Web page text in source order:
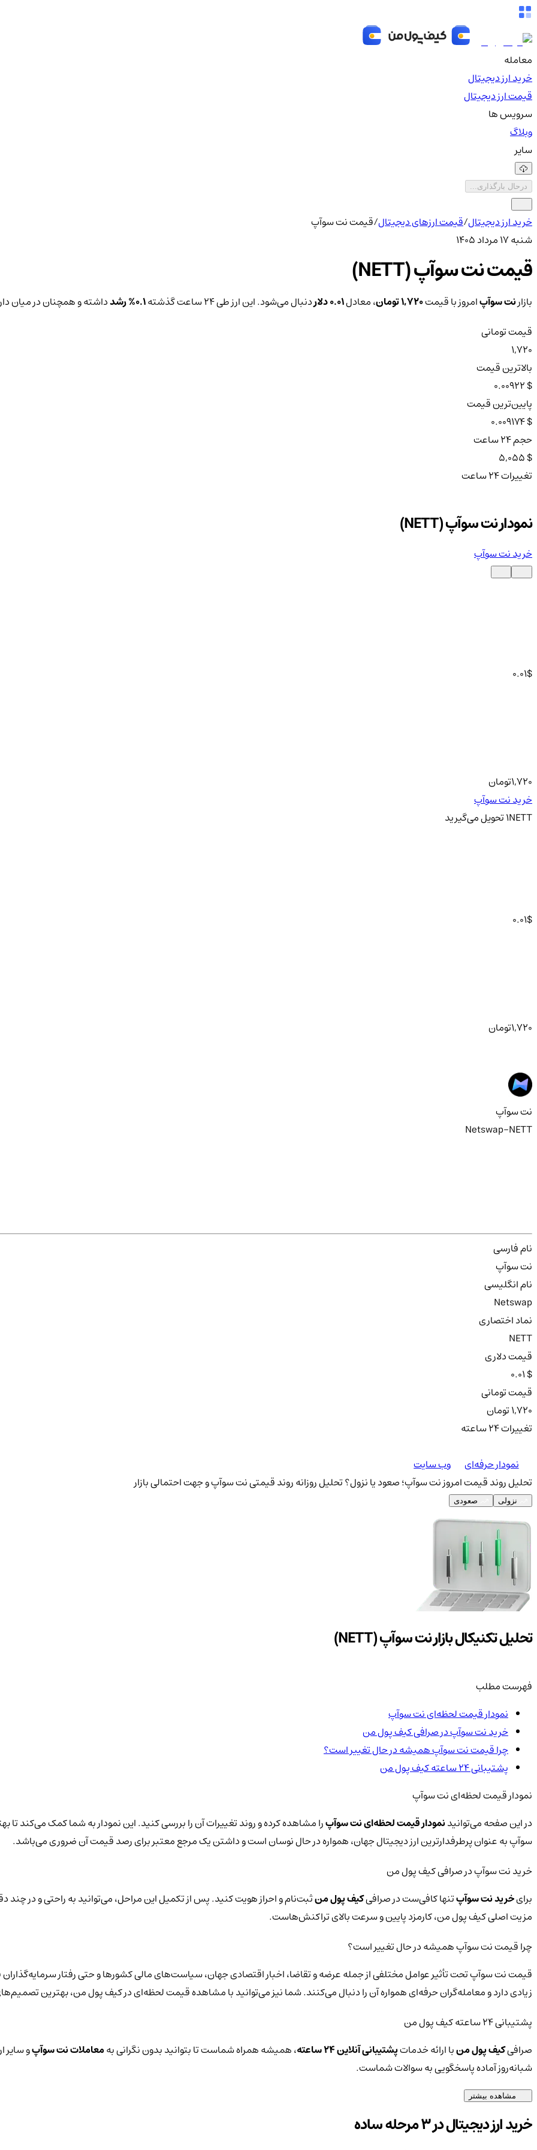
معامله
خرید ارز دیجیتال
قیمت ارز دیجیتال
سرویس ها
وبلاگ
سایر
درحال بارگذاری...
خرید ارز دیجیتال/قیمت ارزهای دیجیتال/قیمت نت سوآپ
شنبه ۱۷ مرداد ۱۴۰۵
قیمت نت سوآپ (NETT)
بازارنت سوآپامروز با قیمت1,720 تومان ، معادل0.01 دلار دنبال می‌شود. این ارز طی ۲۴ ساعت گذشته 0.1% رشدداشته و همچنان در میان
قیمت تومانی
1,720
بالاترین قیمت
$ 0.00922
پایین‌ترین قیمت
$ 0.009174
حجم ۲۴ ساعت
$ 5,055
تغییرات ۲۴ ساعت
نمودار نت سوآپ (NETT)
خرید نت سوآپ
0.01$
1,720تومان
خرید نت سوآپ
1NETT تحویلمی‌گیرید
0.01$
1,720تومان
نت سوآپ
Netswap-NETT
نام فارسی
نت سوآپ
نام انگلیسی
Netswap
نماد اختصاری
NETT
قیمت دلاری
0.01 $
قیمت تومانی
1,720 تومان
تغییرات ۲۴ ساعته
نمودار حرفه‌ای
وب سایت
تحلیل روند قیمت امروز نت سوآپ؛ صعود یا نزول؟تحلیل روزانه روند قیمتی نت سوآپ و جهت احتمالی بازار
نزولی صعودی
تحلیل تکنیکال بازار نت سوآپ (NETT)
فهرست مطلب
نمودار قیمت لحظه‌ای نت سوآپ
خرید نت سوآپ در صرافی کیف پول من
چرا قیمت نت سوآپ همیشه در حال تغییر است؟
پشتیبانی ۲۴ ساعته کیف پول من
نمودار قیمت لحظه‌ای نت سوآپ
در این صفحه می‌توانیدنمودار قیمت لحظه‌ای نت سوآپرا مشاهده کرده و روند تغییرات آن را بررسی کنید. این نمودار به شما کمک می‌کند تا
سوآپ به عنوان پرطرفدارترین ارز دیجیتال جهان، همواره در حال نوسان است و داشتن یک مرجع معتبر برای رصد قیمت آن ضروری می‌باشد.
خرید نت سوآپ در صرافی کیف پول من
برایخرید نت سوآپتنها کافی‌ست در صرافیکیف پول منثبت‌نام و احراز هویت کنید. پس از تکمیل این مراحل، می‌توانید به راحتی و در
مزیت اصلی کیف پول من، کارمزد پایین و سرعت بالای تراکنش‌هاست.
چرا قیمت نت سوآپ همیشه در حال تغییر است؟
قیمت نت سوآپ تحت تأثیر عوامل مختلفی از جمله عرضه و تقاضا، اخبار اقتصادی جهان، سیاست‌های مالی کشورها و حتی رفتار سرمایه‌گذاران
زیادی دارد و معامله‌گران حرفه‌ای همواره آن را دنبال می‌کنند. شما نیز می‌توانید با مشاهده قیمت لحظه‌ای در کیف پول من، بهترین
پشتیبانی ۲۴ ساعته کیف پول من
صرافیکیف پول منبا ارائه خدماتپشتیبانی آنلاین ۲۴ ساعته ، همیشه همراه شماست تا بتوانید بدون نگرانی بهمعاملات نت سوآپو سایر
شبانه‌روز آماده پاسخگویی به سوالات شماست.
مشاهده بیشتر
خرید ارز دیجیتال در 3 مرحله ساده